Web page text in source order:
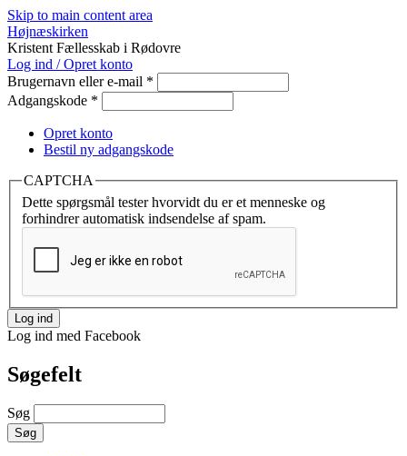
Skip to main content area
Højnæskirken
Kristent Fællesskab i Rødovre
Log ind / Opret konto
Brugernavn eller e-mail *
Adgangskode *
Opret konto
Bestil ny adgangskode
CAPTCHA
Dette spørgsmål tester hvorvidt du er et menneske og
forhindrer automatisk indsendelse af spam.
Log ind med Facebook
Søgefelt
Søg